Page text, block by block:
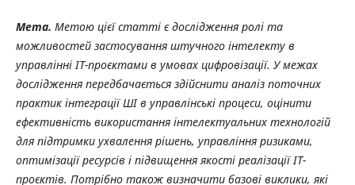
Мета. Метою цієї статті є дослідження ролі та
можливостей застосування штучного інтелекту в
управлінні ІТ-проєктами в умовах цифровізації. У межах
дослідження передбачається здійснити аналіз поточних
практик інтеграції ШІ в управлінські процеси, оцінити
ефективність використання інтелектуальних технологій
для підтримки ухвалення рішень, управління ризиками,
оптимізації ресурсів і підвищення якості реалізації ІТ-
проєктів. Потрібно також визначити базові виклики, які